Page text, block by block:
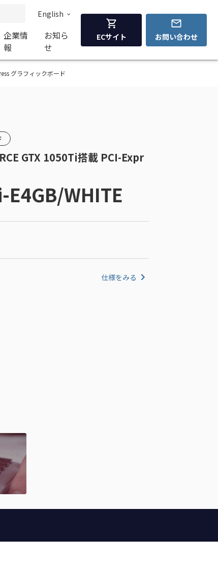
English
企業情
報
お知ら
せ
ECサイト お問い合わせ
グラフィックボード
GTX 1050Ti搭載 PCI-Expr
E4GB/WHITE
仕様をみる